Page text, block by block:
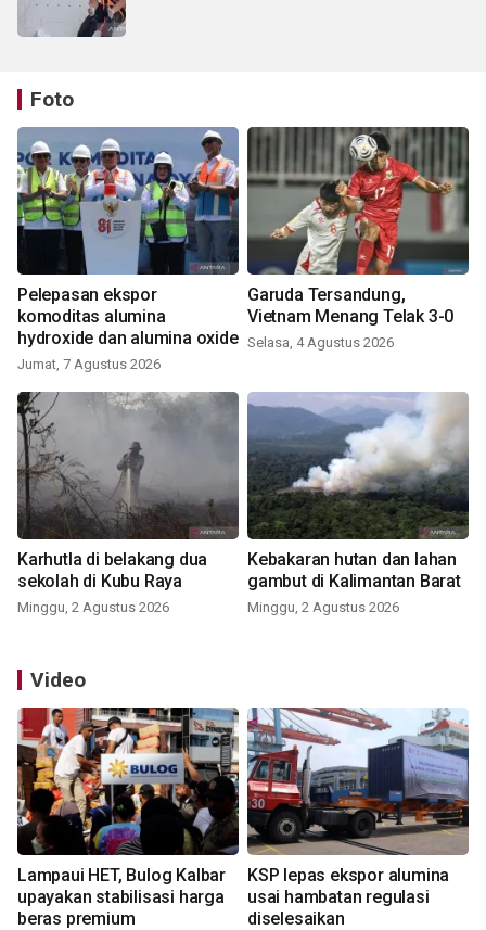
Foto
Pelepasan ekspor
komoditas alumina
hydroxide dan alumina oxide
Jumat, 7 Agustus 2026
Garuda Tersandung,
Vietnam Menang Telak 3-0
Selasa, 4 Agustus 2026
Karhutla di belakang dua
sekolah di Kubu Raya
Minggu, 2 Agustus 2026
Kebakaran hutan dan lahan
gambut di Kalimantan Barat
Minggu, 2 Agustus 2026
Video
Lampaui HET, Bulog Kalbar
upayakan stabilisasi harga
beras premium
KSP lepas ekspor alumina
usai hambatan regulasi
diselesaikan